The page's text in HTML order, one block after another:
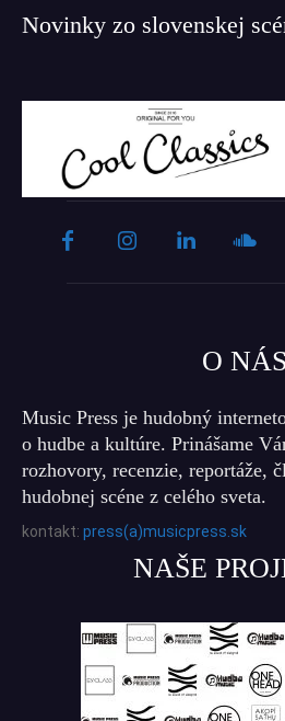
Novinky zo slovenskej
O NÁS
Music Press je hudobný
o hudbe a kultúre. Prinášame
rozhovory, recenzie, reportáže,
hudobnej scéne z celého sveta.
kontakt: press(a)musicpress.sk
NAŠE